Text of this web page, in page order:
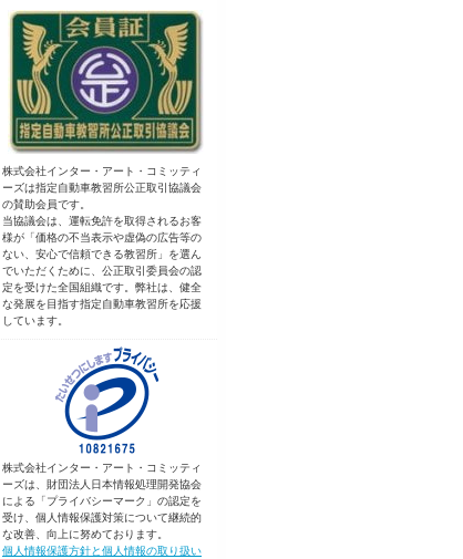
株式会社インター・アート・コミッティ
ーズは指定自動車教習所公正取引協議会
の賛助会員です。
当協議会は、運転免許を取得されるお客
様が「価格の不当表示や虚偽の広告等の
ない、安心で信頼できる教習所」を選ん
でいただくために、公正取引委員会の認
定を受けた全国組織です。弊社は、健全
な発展を目指す指定自動車教習所を応援
しています。
株式会社インター・アート・コミッティ
ーズは、財団法人日本情報処理開発協会
による「プライバシーマーク」の認定を
受け、個人情報保護対策について継続的
な改善、向上に努めております。
個人情報保護方針と個人情報の取り扱い